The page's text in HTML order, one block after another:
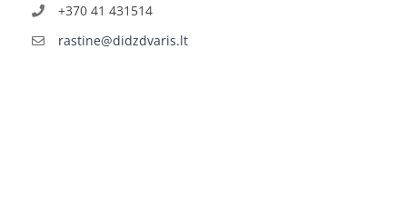
+370 41 431514
rastine@didzdvaris.lt